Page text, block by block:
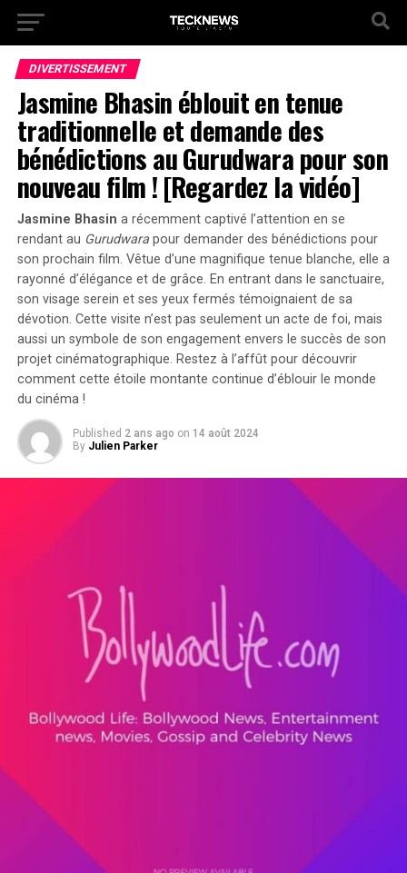
DIVERTISSEMENT
Jasmine Bhasin éblouit en tenue
traditionnelle et demande des
bénédictions au Gurudwara pour son
nouveau film ! [Regardez la vidéo]
Jasmine Bhasin a récemment captivé l’attention en se
rendant au Gurudwarapour demander des bénédictions pour
son prochain film. Vêtue d’une magnifique tenue blanche, elle a
rayonné d’élégance et de grâce. En entrant dans le sanctuaire,
son visage serein et ses yeux fermés témoignaient de sa
dévotion. Cette visite n’est pas seulement un acte de foi, mais
aussi un symbole de son engagement envers le succès de son
projet cinématographique. Restez à l’affût pour découvrir
comment cette étoile montante continue d’éblouir le monde
du cinéma !
Published 2 ans ago on 14 août 2024
By Julien Parker